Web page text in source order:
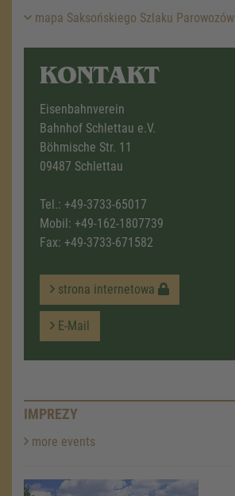
mapa Saksońskiego Szlaku Parowozów
KONTAKT
Eisenbahnverein
Bahnhof Schlettau e.V.
Böhmische Str. 11
09487 Schlettau
Tel.: +49-3733-65017
Mobil: +49-162-1807739
Fax: +49-3733-671582
strona internetowa
E-Mail
IMPREZY
more events